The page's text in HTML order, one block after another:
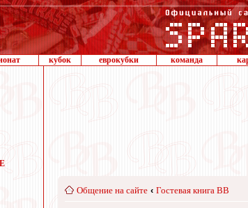
кубок еврокубки команда
Общение на сайте ‹ Гостевая книга ВВ